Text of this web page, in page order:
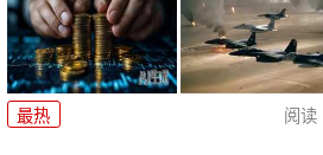
最热 阅读